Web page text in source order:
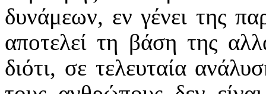
δυνάμεων, εν γένει της
αποτελεί τη βάση της
διότι, σε τελευταία